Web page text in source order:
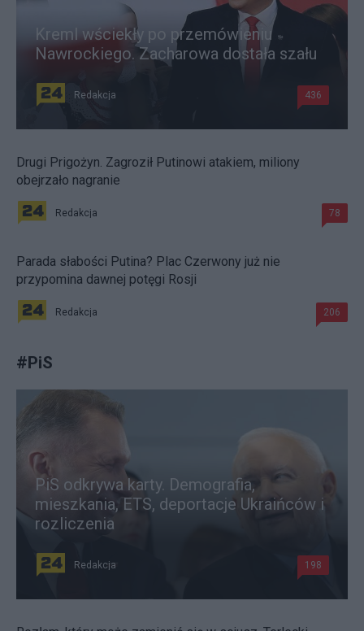
Kreml wściekły po przemówieniu
Nawrockiego. Zacharowa dostała szału
Redakcja 436
Drugi Prigożyn. Zagroził Putinowi atakiem, miliony
obejrzało nagranie
Redakcja 78
Parada słabości Putina? Plac Czerwony już nie
przypomina dawnej potęgi Rosji
Redakcja 206
#PiS
PiS odkrywa karty. Demografia,
mieszkania, ETS, deportacje Ukraińców i
rozliczenia
Redakcja 198